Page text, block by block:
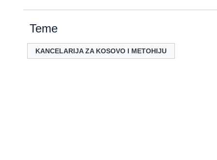
Teme
KANCELARIJA ZA KOSOVO I METOHIJU